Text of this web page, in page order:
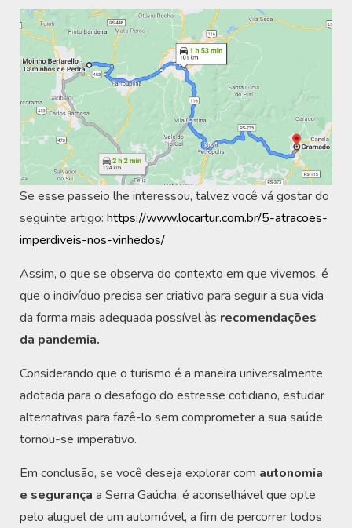
Se esse passeio lhe interessou, talvez você vá gostar do
seguinte artigo: https://www.locartur.com.br/5-atracoes-
imperdiveis-nos-vinhedos/
Assim, o que se observa do contexto em que vivemos, é
que o indivíduo precisa ser criativo para seguir a sua vida
da forma mais adequada possível às recomendações
da pandemia.
Considerando que o turismo é a maneira universalmente
adotada para o desafogo do estresse cotidiano, estudar
alternativas para fazê-lo sem comprometer a sua saúde
tornou-se imperativo.
Em conclusão, se você deseja explorar com autonomia
e segurança a Serra Gaúcha, é aconselhável que opte
pelo aluguel de um automóvel, a fim de percorrer todos